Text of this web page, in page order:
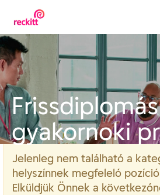
Graduates
&
Interns_hu
gyakornoki
Jelenleg nem található a
helyszínnek megfelelő
Elküldjük Önnek a